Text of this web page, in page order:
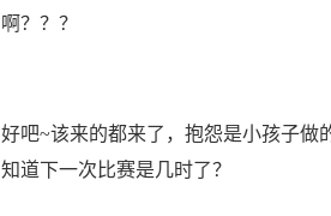
啊？？？
好吧~该来的都来了，抱怨是小孩子做
知道下一次比赛是几时了？